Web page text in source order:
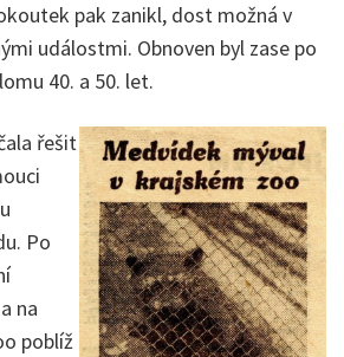
pak zanikl, dost možná v
událostmi. Obnoven byl zase po
40. a 50. let.
řešit
Po
na
poblíž